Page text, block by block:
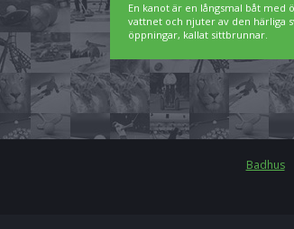
En kanot är en långsmal båt
vattnet och njuter av den härliga
öppningar, kallat sittbrunnar.
Badhus